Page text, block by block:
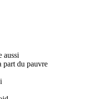
aussi
part du pauvre